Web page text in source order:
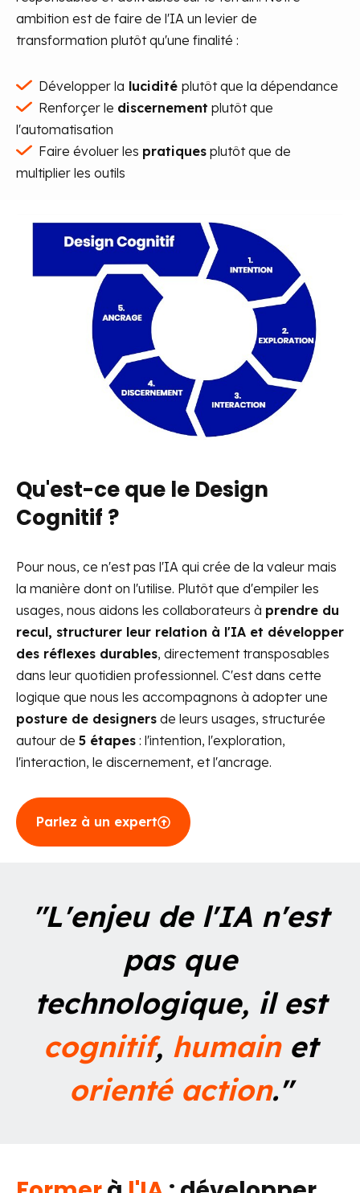
ambition est de faire de l'IA un levier de
transformation plutôt qu'une finalité :
Développer la lucidité plutôt que la dépendance
Renforçer le discernement plutôt que
l'automatisation
Faire évoluer les pratiques plutôt que de
multiplier les outils
Qu'est-ce que le Design
Cognitif ?
Pour nous, ce n'est pas l'IA qui crée de la valeur mais
la manière dont on l'utilise. Plutôt que d'empiler les
usages, nous aidons les collaborateurs à prendre du
recul, structurer leur relation à l'IA et développer
des réflexes durables, directement transposables
dans leur quotidien professionnel. C'est dans cette
logique que nous les accompagnons à adopter une
posture de designers de leurs usages, structurée
autour de 5 étapes : l'intention, l'exploration,
l'interaction, le discernement, et l'ancrage.
Parlez à un expert
"L'enjeu de l'IA n'est
pas que
technologique, il est
cognitif, humainet
orienté action."